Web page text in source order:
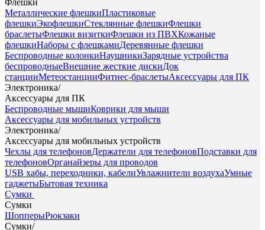
Флешки
Металлические флешкиПластиковые
флешкиЭкофлешкиСтеклянные флешкиФлешки
браслетыФлешки визиткиФлешки из ПВХКожаные
флешкиНаборы с флешкамиДеревянные флешки
Беспроводные колонкиНаушникиЗарядные устройства
беспроводныеВнешние жесткие дискиДок
станцииМетеостанцииФитнес-браслетыАксессуары для ПК
Электроника/
Аксессуары для ПК
Беспроводные мышиКоврики для мыши
Аксессуары для мобильных устройств
Электроника/
Аксессуары для мобильных устройств
Чехлы для телефоновДержатели для телефоновПодставки для
телефоновОрганайзеры для проводов
USB хабы, переходники, кабелиУвлажнители воздухаУмные
гаджетыБытовая техника
Сумки
Сумки
ШопперыРюкзаки
Сумки/